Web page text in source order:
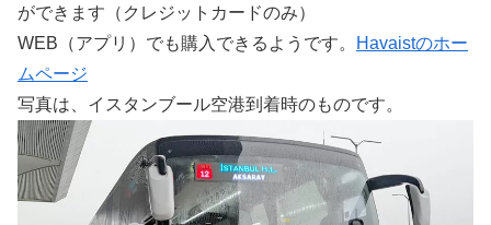
ができます（クレジットカードのみ）
WEB（アプリ）でも購入できるようです。
Havaistのホー
ムページ
写真は、イスタンブール空港到着時のものです。